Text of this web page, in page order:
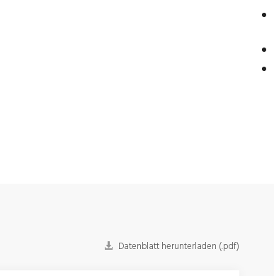
Datenblatt herunterladen (.pdf)